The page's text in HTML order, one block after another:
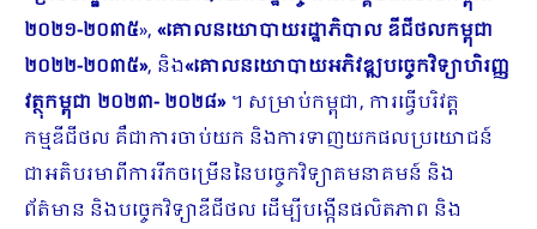
២០២១-២០៣៥»,«គោលនយោបាយរដ្ឋាភិបាលឌីជីថលកម្ពុជា
២០២២-២០៣៥», និង«គោលនយោបាយអភិវឌ្ឍបច្ចេកវិទ្យាហិរញ្ញ
វត្ថុកម្ពុជា ២០២៣-២០២៨»។ សម្រាប់​កម្ពុជា, ការធ្វើបរិវត្ត
កម្មឌីជីថល គឺជាការចាប់យក និងការទាញយកផលប្រយោជន៍
ជាអតិបរមាពីការរីកចម្រើននៃបច្ចេកវិទ្យាគមនាគមន៍ និង
ព័ត៌មាន និងបច្ចេកវិទ្យាឌីជីថល ដើម្បីបង្កើនផលិតភាព និង